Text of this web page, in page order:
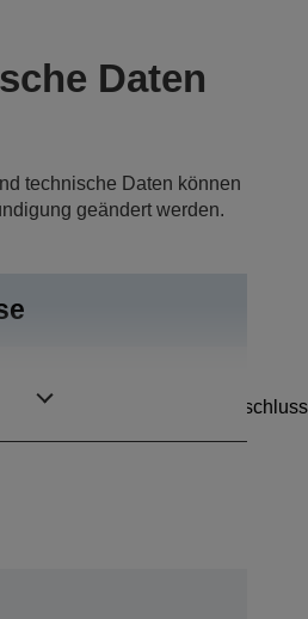
Daten
technische Daten können
geändert werden.
Kassenschubladenanschluss